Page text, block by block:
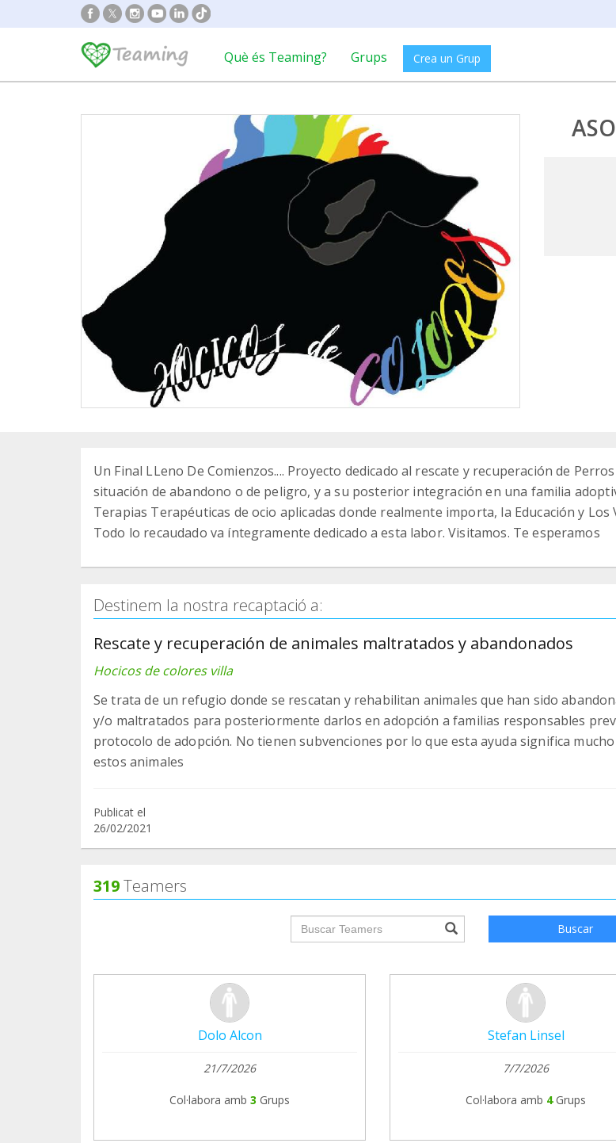
Què és Teaming? Grups Crea un Grup
Un Final LLeno De Comienzos.... Proyecto dedicado al rescate y recuperación de
situación de abandono o de peligro, y a su posterior integración en una familia
Terapias Terapéuticas de ocio aplicadas donde realmente importa, la Educación y Los
Todo lo recaudado va íntegramente dedicado a esta labor. Visitamos. Te esperamos
Destinem la nostra recaptació a:
Rescate y recuperación de animales maltratados y abandonados
Hocicos de colores villa
Se trata de un refugio donde se rescatan y rehabilitan animales que han sido
y/o maltratados para posteriormente darlos en adopción a familias responsables
protocolo de adopción. No tienen subvenciones por lo que esta ayuda significa
estos animales
Publicat el
26/02/2021
319Teamers
groupProfile.searchForm.search.text??? Buscar
Dolo Alcon
21/7/2026
Col·labora amb 3 Grups
Stefan Linsel
7/7/2026
Col·labora amb 4 Grups